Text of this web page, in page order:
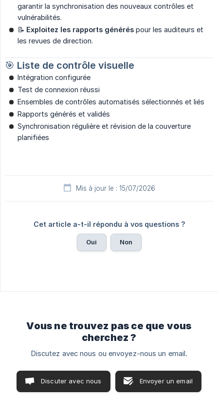
garantir la synchronisation des nouveaux contrôles et
vulnérabilités.
📝 Exploitez les rapports générés pour les auditeurs et
les revues de direction.
🎯 Liste de contrôle visuelle
Intégration configurée
Test de connexion réussi
Ensembles de contrôles automatisés sélectionnés et liés
Rapports générés et validés
Synchronisation régulière et révision de la couverture
planifiées
Mis à jour le : 15/07/2026
Cet article a-t-il répondu à vos questions ?
Oui Non
Vous ne trouvez pas ce que vous
cherchez ?
Discutez avec nous ou envoyez-nous un email.
Discuter avec nous Envoyer un email